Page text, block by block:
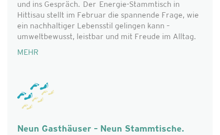
und ins Gespräch. Der Energie-Stammtisch in
Hittisau stellt im Februar die spannende Frage, wie
ein nachhaltiger Lebensstil gelingen kann –
umweltbewusst, leistbar und mit Freude im Alltag.
MEHR
Neun Gasthäuser – Neun Stammtische.